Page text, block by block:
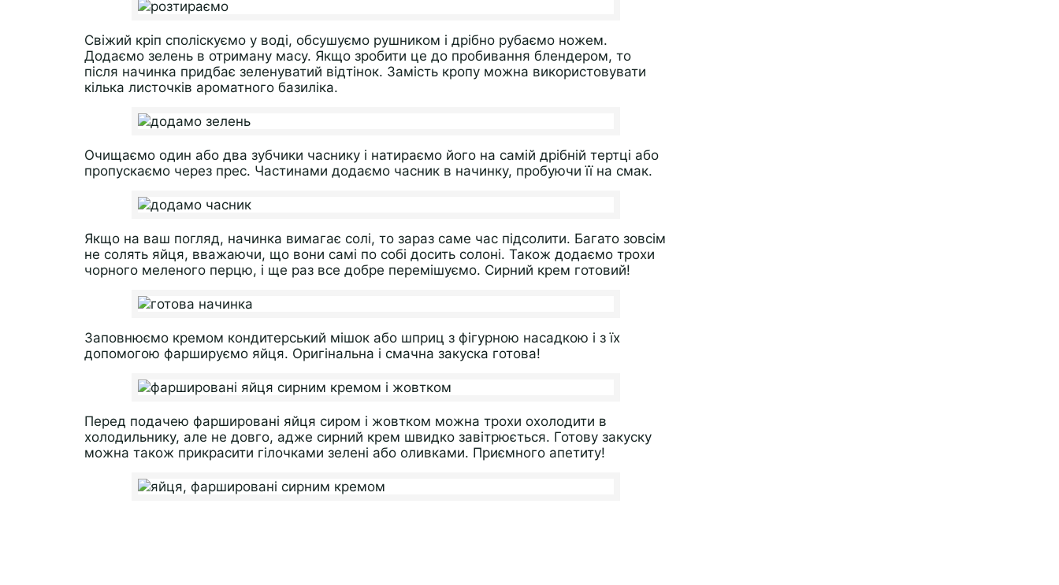
Свіжий кріп споліскуємо у воді, обсушуємо рушником і дрібно рубаємо ножем.
Додаємо зелень в отриману масу. Якщо зробити це до пробивання блендером, то
після начинка придбає зеленуватий відтінок. Замість кропу можна використовувати
кілька листочків ароматного базиліка.
Очищаємо один або два зубчики часнику і натираємо його на самій дрібній тертці або
пропускаємо через прес. Частинами додаємо часник в начинку, пробуючи її на смак.
Якщо на ваш погляд, начинка вимагає солі, то зараз саме час підсолити. Багато зовсім
не солять яйця, вважаючи, що вони самі по собі досить солоні. Також додаємо трохи
чорного меленого перцю, і ще раз все добре перемішуємо. Сирний крем готовий!
Заповнюємо кремом кондитерський мішок або шприц з фігурною насадкою і з їх
допомогою фаршируємо яйця. Оригінальна і смачна закуска готова!
Перед подачею фаршировані яйця сиром і жовтком можна трохи охолодити в
холодильнику, але не довго, адже сирний крем швидко завітрюється. Готову закуску
можна також прикрасити гілочками зелені або оливками. Приємного апетиту!